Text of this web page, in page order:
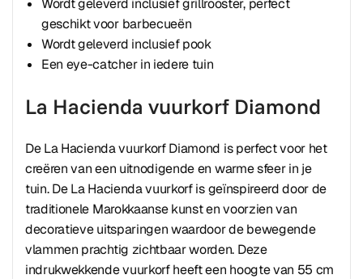
Wordt geleverd inclusief grillrooster, perfect
geschikt voor barbecueën
Wordt geleverd inclusief pook
Een eye-catcher in iedere tuin
La Hacienda vuurkorf Diamond
De La Hacienda vuurkorf Diamond is perfect voor het
creëren van een uitnodigende en warme sfeer in je
tuin. De La Hacienda vuurkorf is geïnspireerd door de
traditionele Marokkaanse kunst en voorzien van
decoratieve uitsparingen waardoor de bewegende
vlammen prachtig zichtbaar worden. Deze
indrukwekkende vuurkorf heeft een hoogte van 55 cm